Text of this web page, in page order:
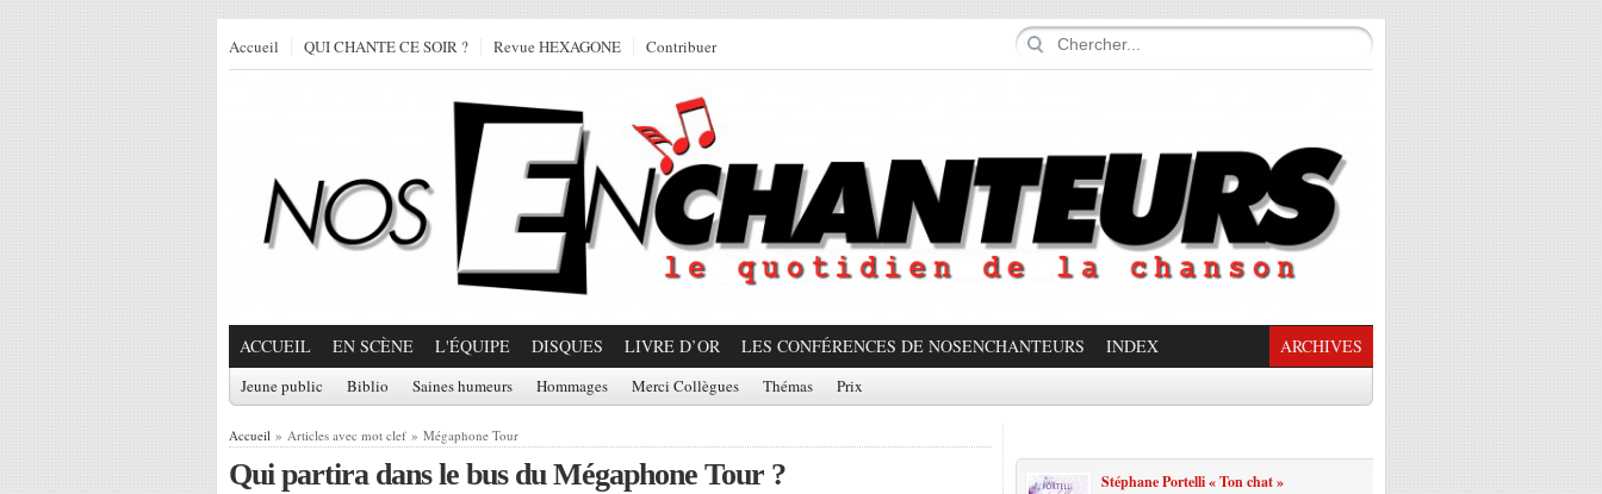
Accueil QUI CHANTE CE SOIR ? Revue HEXAGONE Contribuer
ACCUEIL EN SCÈNE L'ÉQUIPE DISQUES LIVRE D’OR LES CONFÉRENCES DE NOSENCHANTEURS INDEX ARCHIVES
Jeune public Biblio Saines humeurs Hommages Merci Collègues Thémas Prix
Accueil » Articles avec mot clef » Mégaphone Tour
Qui partira dans le bus du Mégaphone Tour ? Stéphane Portelli « Ton chat »